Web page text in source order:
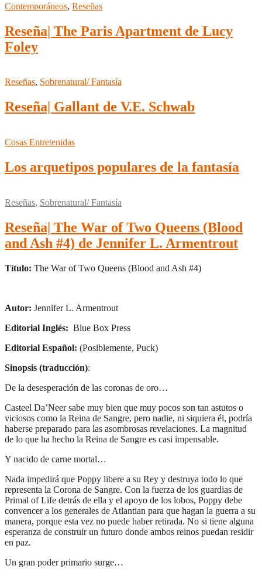
Contemporáneos, Reseñas
Reseña| The Paris Apartment de Lucy
Foley
Reseñas, Sobrenatural/ Fantasía
Reseña| Gallant de V.E. Schwab
Cosas Entretenidas
Los arquetipos populares de la fantasía
Reseñas, Sobrenatural/ Fantasía
Reseña| The War of Two Queens (Blood
and Ash #4) de Jennifer L. Armentrout
Título: The War of Two Queens (Blood and Ash #4)
Autor: Jennifer L. Armentrout
Editorial Inglés: Blue Box Press
Editorial Español: (Posiblemente, Puck)
Sinopsis (traducción):
De la desesperación de las coronas de oro…
Casteel Da’Neer sabe muy bien que muy pocos son tan astutos o
viciosos como la Reina de Sangre, pero nadie, ni siquiera él, podría
haberse preparado para las asombrosas revelaciones. La magnitud
de lo que ha hecho la Reina de Sangre es casi impensable.
Y nacido de carne mortal…
Nada impedirá que Poppy libere a su Rey y destruya todo lo que
representa la Corona de Sangre. Con la fuerza de los guardias de
Primal of Life detrás de ella y el apoyo de los lobos, Poppy debe
convencer a los generales de Atlantian para que hagan la guerra a su
manera, porque esta vez no puede haber retirada. No si tiene alguna
esperanza de construir un futuro donde ambos reinos puedan residir
en paz.
Un gran poder primario surge…